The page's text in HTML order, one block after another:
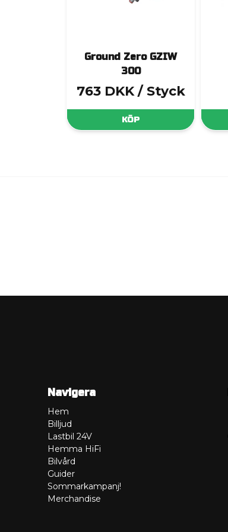
Ground Zero GZIW
300
763 DKK / Styck
KÖP
Navigera
Hem
Billjud
Lastbil 24V
Hemma HiFi
Bilvård
Guider
Sommarkampanj!
Merchandise